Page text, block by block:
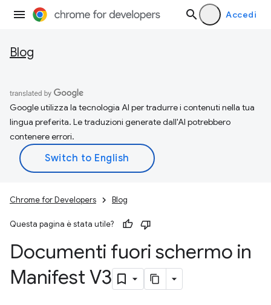
Accedi
Blog
Google utilizza la tecnologia AI per tradurre i contenuti nella tua
lingua preferita. Le traduzioni generate dall'AI potrebbero
contenere errori.
Chrome for Developers Blog
Questa pagina è stata utile?
Documenti fuori schermo in
Manifest V3